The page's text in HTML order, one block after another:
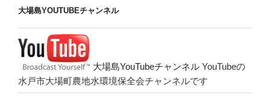
大場島YOUTUBEチャンネル
大場島YouTubeチャンネル YouTubeの
水戸市大場町農地水環境保全会チャンネルです